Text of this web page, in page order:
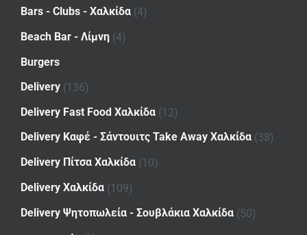
Bars - Clubs - Χαλκίδα (4)
Beach Bar - Λίμνη (4)
Burgers
Delivery (136)
Delivery Fast Food Χαλκίδα (12)
Delivery Καφέ - Σάντουιτς Take Away Χαλκίδα (38)
Delivery Πίτσα Χαλκίδα (10)
Delivery Χαλκίδα (109)
Delivery Ψητοπωλεία - Σουβλάκια Χαλκίδα (50)